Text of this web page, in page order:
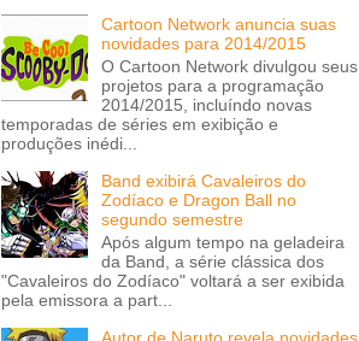
Cartoon Network anuncia suas
novidades para 2014/2015
O Cartoon Network divulgou seus
projetos para a programação
2014/2015, incluíndo novas
temporadas de séries em exibição e
produções inédi...
Band exibirá Cavaleiros do
Zodíaco e Dragon Ball no
segundo semestre
Após algum tempo na geladeira
da Band, a série clássica dos
"Cavaleiros do Zodíaco" voltará a ser exibida
pela emissora a part...
Autor de Naruto revela novidades